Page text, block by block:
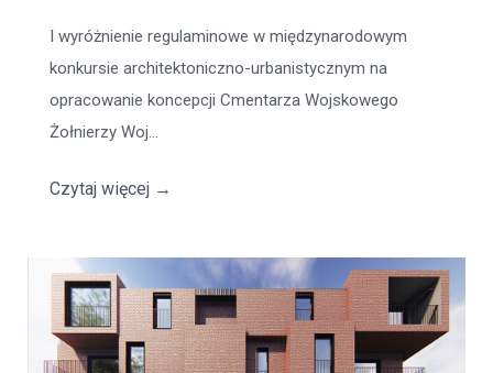
I wyróżnienie regulaminowe w międzynarodowym
konkursie architektoniczno-urbanistycznym na
opracowanie koncepcji Cmentarza Wojskowego
Żołnierzy Woj...
Czytaj więcej →